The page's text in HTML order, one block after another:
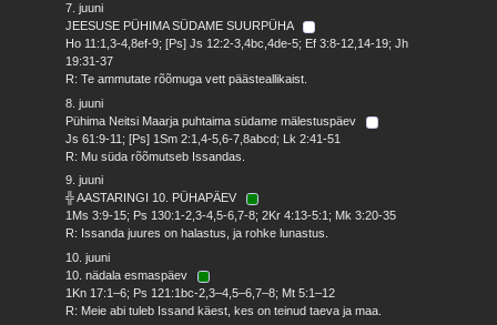
7. juuni
JEESUSE PÜHIMA SÜDAME SUURPÜHA
Ho 11:1,3-4,8ef-9; [Ps] Js 12:2-3,4bc,4de-5; Ef 3:8-12,14-19; Jh
19:31-37
R: Te ammutate rõõmuga vett päästeallikaist.
8. juuni
Pühima Neitsi Maarja puhtaima südame mälestuspäev
Js 61:9-11; [Ps] 1Sm 2:1,4-5,6-7,8abcd; Lk 2:41-51
R: Mu süda rõõmutseb Issandas.
9. juuni
╬ AASTARINGI 10. PÜHAPÄEV
1Ms 3:9-15; Ps 130:1-2,3-4,5-6,7-8; 2Kr 4:13-5:1; Mk 3:20-35
R: Issanda juures on halastus, ja rohke lunastus.
10. juuni
10. nädala esmaspäev
1Kn 17:1–6; Ps 121:1bc-2,3–4,5–6,7–8; Mt 5:1–12
R: Meie abi tuleb Issand käest, kes on teinud taeva ja maa.